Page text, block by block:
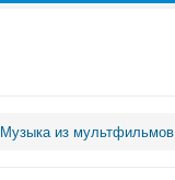
Музыка из мультфильмов